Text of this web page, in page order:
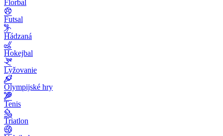
Florbal
Futsal
Hádzaná
Hokejbal
Lyžovanie
Olympijské hry
Tenis
Triatlon